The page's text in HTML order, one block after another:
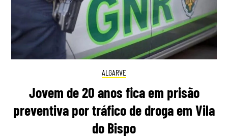
ALGARVE
Jovem de 20 anos fica em prisão
preventiva por tráfico de droga em Vila
do Bispo